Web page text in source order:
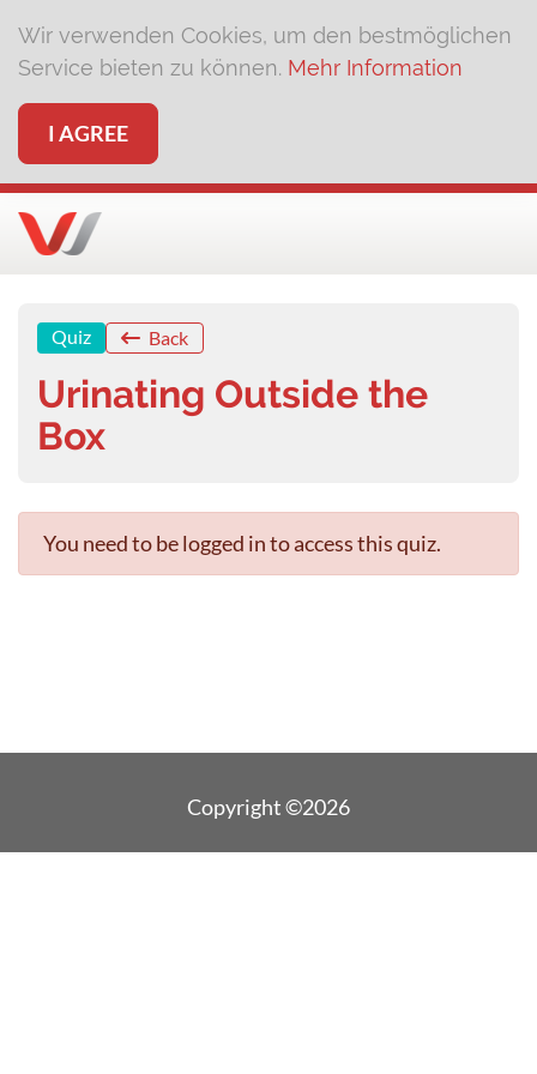
Wir verwenden Cookies, um den bestmöglichen
Service bieten zu können. Mehr Information
I AGREE
Quiz Back
Urinating Outside the
Box
You need to be logged in to access this quiz.
Copyright ©2026